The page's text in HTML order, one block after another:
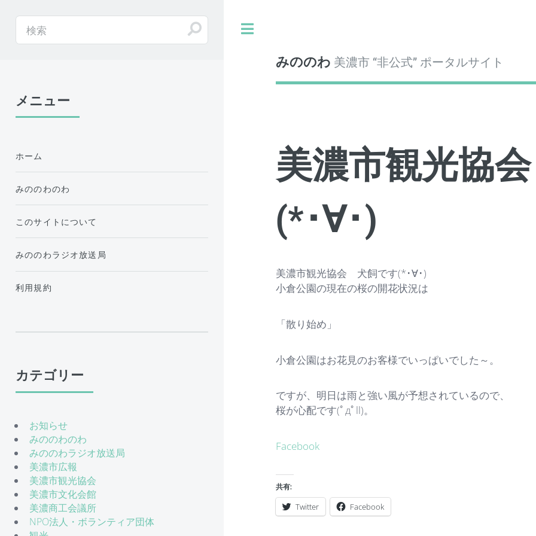
みののわ 美濃市 “非公式” ポータルサイト
美濃市観光協
(*･∀･)
美濃市観光協会 犬飼です(*･∀･)
小倉公園の現在の桜の開花状況は
「散り始め」
小倉公園はお花見のお客様でいっぱいでした～。
ですが、明日は雨と強い風が予想されているので、
桜が心配です(ﾟдﾟll)。
Facebook
共有:
Twitter Facebook
メニュー
ホーム
みののわのわ
このサイトについて
みののわラジオ放送局
利用規約
カテゴリー
お知らせ
みののわのわ
みののわラジオ放送局
美濃市広報
美濃市観光協会
美濃市文化会館
美濃商工会議所
NPO法人・ボランティア団体